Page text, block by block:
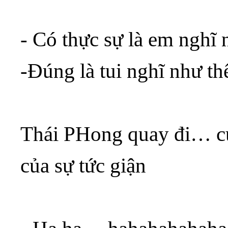
- Có thực sự là em nghĩ
-Đúng là tui nghĩ như
Thái PHong quay đi…
của sự tức giận